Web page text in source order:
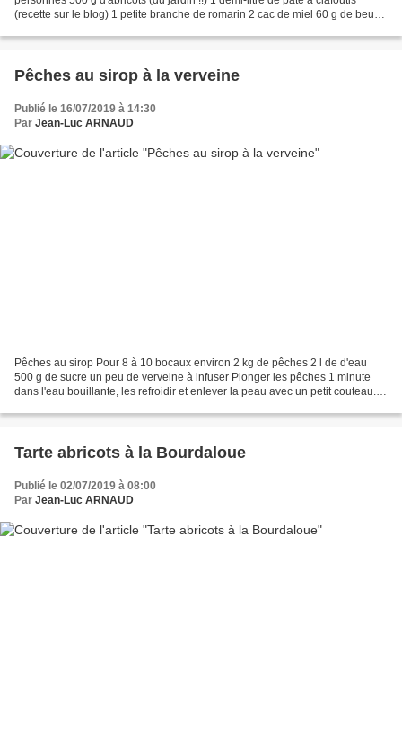
(recette sur le blog) 1 petite branche de romarin 2 cac de miel 60 g de beurre
Pêches au sirop à la verveine
Publié le 16/07/2019 à 14:30
Par Jean-Luc ARNAUD
Pêches au sirop Pour 8 à 10 bocaux environ 2 kg de pêches 2 l de d'eau
500 g de sucre un peu de verveine à infuser Plonger les pêches 1 minute
dans l'eau bouillante, les refroidir et enlever la peau avec un petit couteau.
Tarte abricots à la Bourdaloue
Publié le 02/07/2019 à 08:00
Par Jean-Luc ARNAUD